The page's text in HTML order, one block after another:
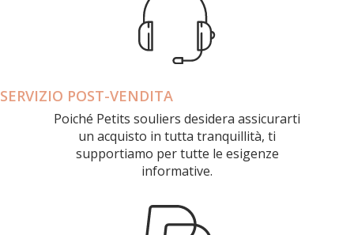
SERVIZIO POST-VENDITA
Poiché Petits souliers desidera assicurarti
un acquisto in tutta tranquillità, ti
supportiamo per tutte le esigenze
informative.